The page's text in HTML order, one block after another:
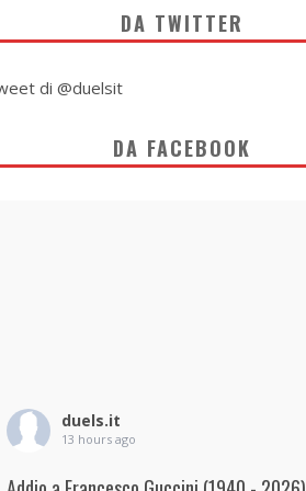
DA TWITTER
di @duelsit
DA FACEBOOK
duels.it
13 hours ago